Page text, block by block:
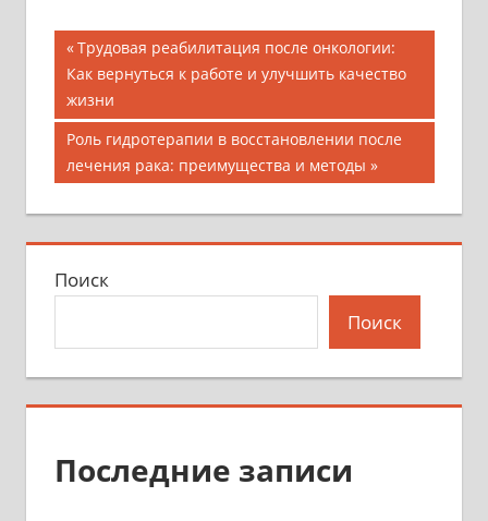
Навигация
по
записям
Предыдущая
запись;
Трудовая реабилитация после онкологии:
Как вернуться к работе и улучшить качество
жизни
Следующая
запись:
Роль гидротерапии в восстановлении после
лечения рака: преимущества и методы
Поиск
Поиск
Последние записи